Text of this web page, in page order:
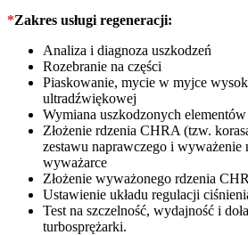
*Zakres usługi regeneracji:
Analiza i diagnoza uszkodzeń
Rozebranie na części
Piaskowanie, mycie w myjce
ultradźwiękowej
Wymiana uszkodzonych elementów
Złożenie rdzenia CHRA (tzw.
zestawu naprawczego i
wyważarce
Złożenie wyważonego rdzenia
Ustawienie układu regulacji
Test na szczelność, wydajność i
turbosprężarki.